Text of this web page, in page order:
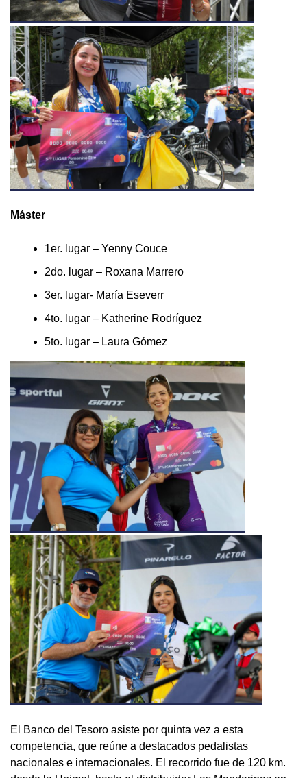
Máster
1er. lugar – Yenny Couce
2do. lugar – Roxana Marrero
3er. lugar- María Eseverr
4to. lugar – Katherine Rodríguez
5to. lugar – Laura Gómez
El Banco del Tesoro asiste por quinta vez a esta
competencia, que reúne a destacados pedalistas
nacionales e internacionales. El recorrido fue de 120 km.